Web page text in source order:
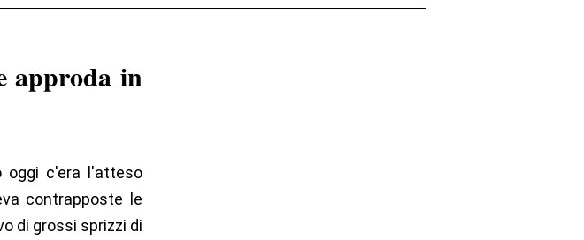
approda in
oggi c'era l'atteso
contrapposte le
di grossi sprizzi di